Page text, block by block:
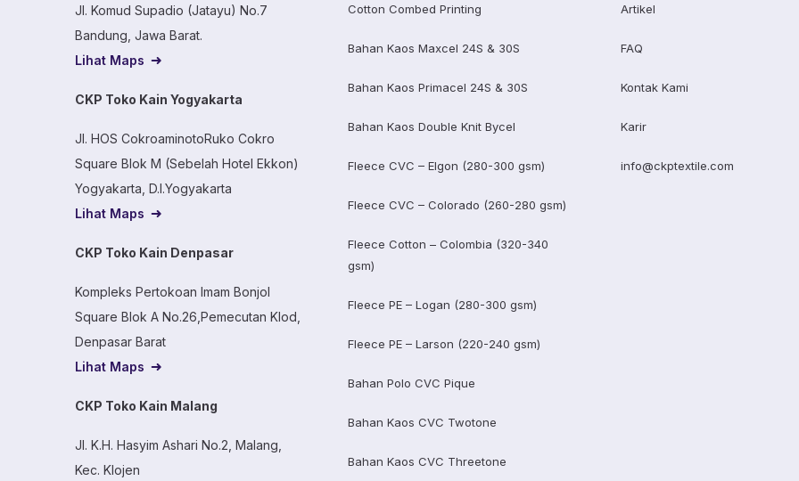
Jl. Komud Supadio (Jatayu) No.7
Bandung, Jawa Barat.
Lihat Maps
CKP Toko Kain Yogyakarta
Jl. HOS CokroaminotoRuko Cokro
Square Blok M (Sebelah Hotel Ekkon)
Yogyakarta, D.I.Yogyakarta
Lihat Maps
CKP Toko Kain Denpasar
Kompleks Pertokoan Imam Bonjol
Square Blok A No.26,Pemecutan Klod,
Denpasar Barat
Lihat Maps
CKP Toko Kain Malang
Jl. K.H. Hasyim Ashari No.2, Malang,
Kec. Klojen
Cotton Combed Printing
Bahan Kaos Maxcel 24S & 30S
Bahan Kaos Primacel 24S & 30S
Bahan Kaos Double Knit Bycel
Fleece CVC – Elgon (280-300 gsm)
Fleece CVC – Colorado (260-280 gsm)
Fleece Cotton – Colombia (320-340
gsm)
Fleece PE – Logan (280-300 gsm)
Fleece PE – Larson (220-240 gsm)
Bahan Polo CVC Pique
Bahan Kaos CVC Twotone
Bahan Kaos CVC Threetone
Artikel
FAQ
Kontak Kami
Karir
info@ckptextile.com